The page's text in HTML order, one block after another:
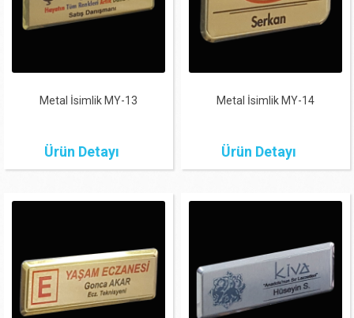
Metal İsimlik MY-13
Ürün Detayı
Metal İsimlik MY-14
Ürün Detayı